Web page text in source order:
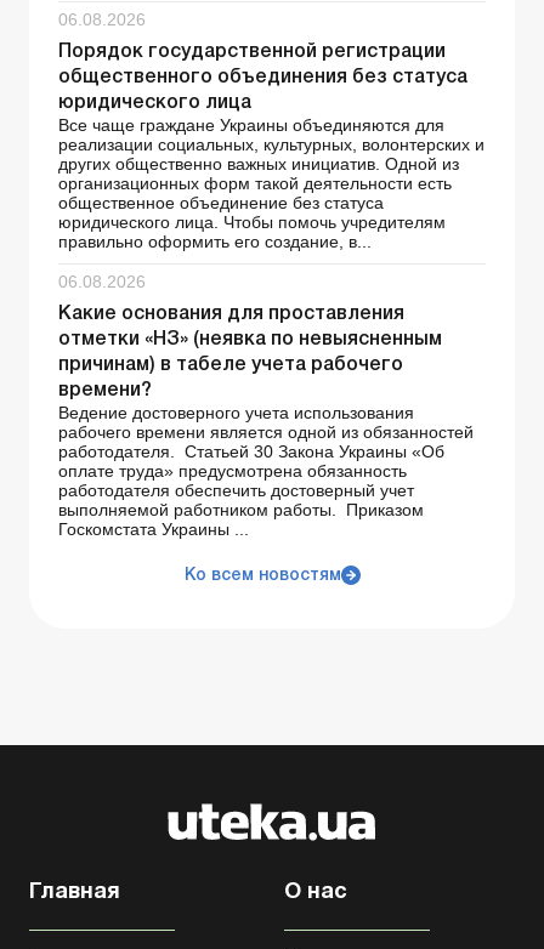
06.08.2026
Порядок государственной регистрации
общественного объединения без статуса
юридического лица
Все чаще граждане Украины объединяются для
реализации социальных, культурных, волонтерских и
других общественно важных инициатив. Одной из
организационных форм такой деятельности есть
общественное объединение без статуса
юридического лица. Чтобы помочь учредителям
правильно оформить его создание, в...
06.08.2026
Какие основания для проставления
отметки «НЗ» (неявка по невыясненным
причинам) в табеле учета рабочего
времени?
Ведение достоверного учета использования
рабочего времени является одной из обязанностей
работодателя. Статьей 30 Закона Украины «Об
оплате труда» предусмотрена обязанность
работодателя обеспечить достоверный учет
выполняемой работником работы. Приказом
Госкомстата Украины ...
Ко всем новостям
Главная О нас